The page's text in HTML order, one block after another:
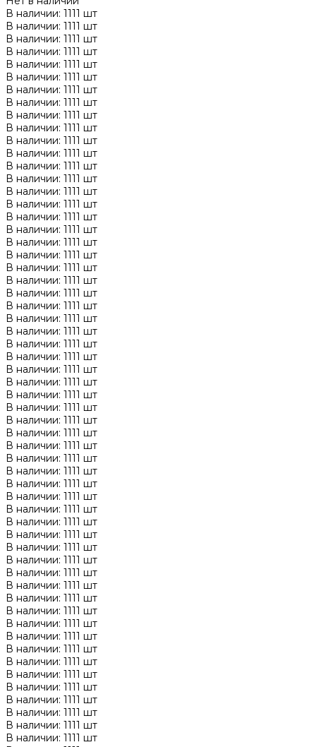
В наличии: 1111 шт
В наличии: 1111 шт
В наличии: 1111 шт
В наличии: 1111 шт
В наличии: 1111 шт
В наличии: 1111 шт
В наличии: 1111 шт
В наличии: 1111 шт
В наличии: 1111 шт
В наличии: 1111 шт
В наличии: 1111 шт
В наличии: 1111 шт
В наличии: 1111 шт
В наличии: 1111 шт
В наличии: 1111 шт
В наличии: 1111 шт
В наличии: 1111 шт
В наличии: 1111 шт
В наличии: 1111 шт
В наличии: 1111 шт
В наличии: 1111 шт
В наличии: 1111 шт
В наличии: 1111 шт
В наличии: 1111 шт
В наличии: 1111 шт
В наличии: 1111 шт
В наличии: 1111 шт
В наличии: 1111 шт
В наличии: 1111 шт
В наличии: 1111 шт
В наличии: 1111 шт
В наличии: 1111 шт
В наличии: 1111 шт
В наличии: 1111 шт
В наличии: 1111 шт
В наличии: 1111 шт
В наличии: 1111 шт
В наличии: 1111 шт
В наличии: 1111 шт
В наличии: 1111 шт
В наличии: 1111 шт
В наличии: 1111 шт
В наличии: 1111 шт
В наличии: 1111 шт
В наличии: 1111 шт
В наличии: 1111 шт
В наличии: 1111 шт
В наличии: 1111 шт
В наличии: 1111 шт
В наличии: 1111 шт
В наличии: 1111 шт
В наличии: 1111 шт
В наличии: 1111 шт
В наличии: 1111 шт
В наличии: 1111 шт
В наличии: 1111 шт
В наличии: 1111 шт
В наличии: 1111 шт